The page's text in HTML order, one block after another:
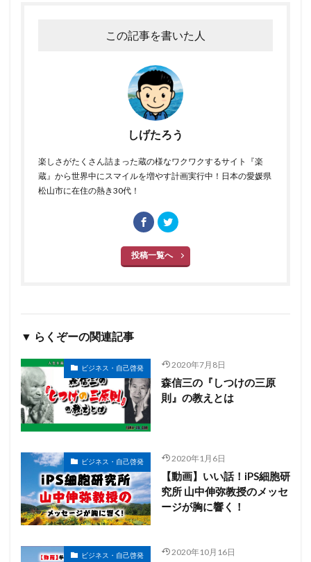
この記事を書いた人
しげたろう
楽しさがたくさん詰まった蔵の様なワクワクするサイト『楽
蔵』から世界中にスマイルを増やす計画実行中！日本の愛媛県
松山市に在住の熱き30代！
投稿一覧へ
▼ らくぞーの関連記事
ビジネス・自己啓発 2020年7月8日
森信三の『しつけの三原
則』の教えとは
ビジネス・自己啓発 2020年1月6日
【動画】いい話！iPS細胞研
究所 山中伸弥教授のメッセ
ージが胸に響く！
ビジネス・自己啓発 2020年10月16日